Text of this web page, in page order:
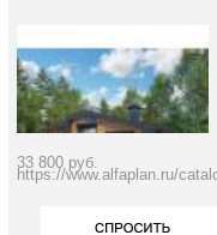
33 800 руб.
https://www.alfaplan.ru/